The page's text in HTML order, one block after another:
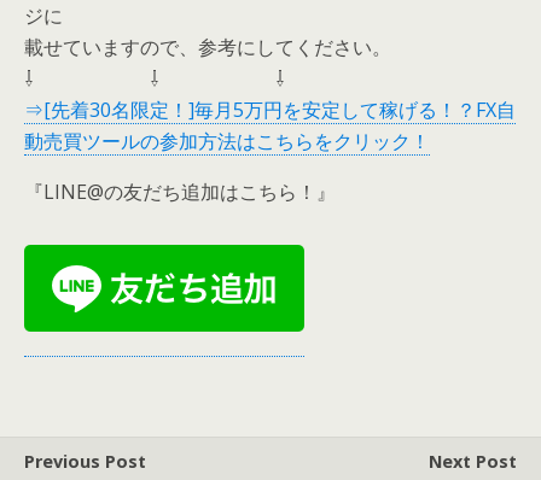
ジに
載せていますので、参考にしてください。
⇩ ⇩ ⇩
⇒[先着30名限定！]毎月5万円を安定して稼げる！？FX自
動売買ツールの参加方法はこちらをクリック！
『LINE@の友だち追加はこちら！』
Previous Post
Next Post